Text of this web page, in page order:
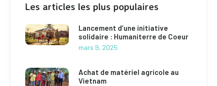
Les articles les plus populaires
Lancement d’une initiative
solidaire : Humaniterre de Coeur
mars 9, 2025
Achat de matériel agricole au
Vietnam